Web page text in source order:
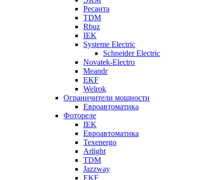
Ресанта
TDM
Rbuz
IEK
Systeme Electric
Schneider Electric
Novatek-Electro
Meandr
EKF
Welrok
Ограничители мощности
Евроавтоматика
Фотореле
IEK
Евроавтоматика
Texenergo
Arlight
TDM
Jazzway
EKF